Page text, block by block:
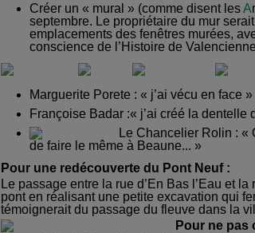
Créer un « mural » (comme disent lesA
septembre. Le propriétaire du mur serait
emplacements des fenêtres murées,
conscience de l’Histoire de
Marguerite Porete : « j’ai vécu en face »
Françoise Badar :« j’ai créé la dentelle
Le Chancelier Rolin : «
de faire le même à Beaune... »
Pour une redécouverte du Pont Neuf :
Le passage entre la rue d’En Bas l’Eau et
pont en réalisant une petite excavation qui
témoignerait du passage du fleuve dans la
Pour ne pas